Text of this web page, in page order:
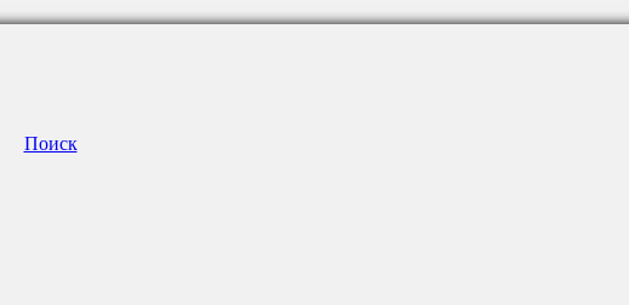
Поиск